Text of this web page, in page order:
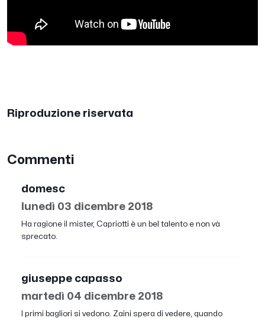
Riproduzione riservata
Commenti
domesc
lunedì 03 dicembre 2018
Ha ragione il mister, Capriotti è un bel talento e non và
sprecato.
giuseppe capasso
martedì 04 dicembre 2018
I primi bagliori si vedono. Zaini spera di vedere, quando